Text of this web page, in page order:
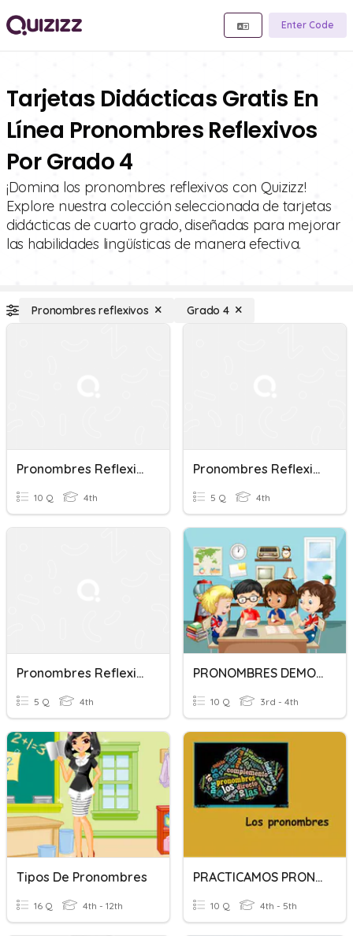
Enter Code
Tarjetas Didácticas Gratis En
Línea Pronombres Reflexivos
Por Grado 4
¡Domina los pronombres reflexivos con Quizizz!
Explore nuestra colección seleccionada de tarjetas
didácticas de cuarto grado, diseñadas para mejorar
las habilidades lingüísticas de manera efectiva.
Pronombres reflexivos Grado 4
Pronombres Reflexivos Y Preposicionales
10 Q 4th
Pronombres Reflexivos
5 Q 4th
Pronombres Reflexivos
5 Q 4th
PRONOMBRES DEMOSTRATIVOS
10 Q 3rd - 4th
Tipos De Pronombres
16 Q 4th - 12th
PRACTICAMOS PRONOMBRES
10 Q 4th - 5th